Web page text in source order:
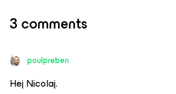
3 comments
poulpreben
Hej Nicolaj.